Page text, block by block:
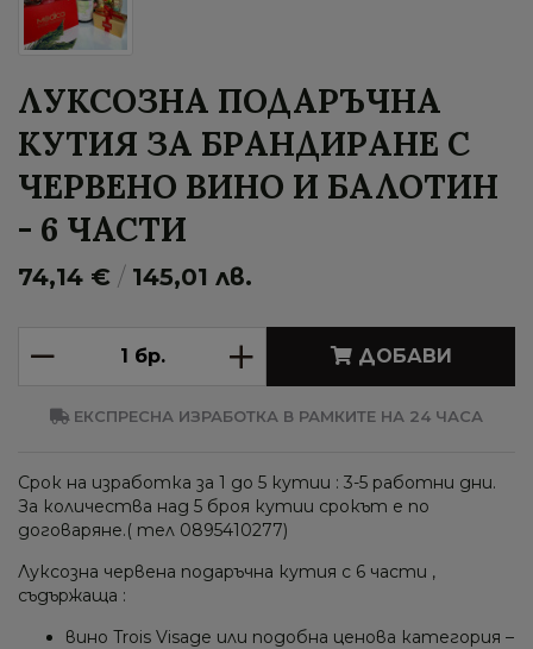
ЛУКСОЗНА ПОДАРЪЧНА
КУТИЯ ЗА БРАНДИРАНЕ С
ЧЕРВЕНО ВИНО И БАЛОТИН
- 6 ЧАСТИ
74,14 € / 145,01 лв.
ДОБАВИ
ЕКСПРЕСНА ИЗРАБОТКА В РАМКИТЕ НА 24 ЧАСА
Срок на изработка за 1 до 5 кутии : 3-5 работни дни.
За количества над 5 броя кутии срокът е по
договаряне.( тел 0895410277)
Луксозна червена подаръчна кутия с 6 части ,
съдържаща :
вино Trois Visage или подобна ценова категория –